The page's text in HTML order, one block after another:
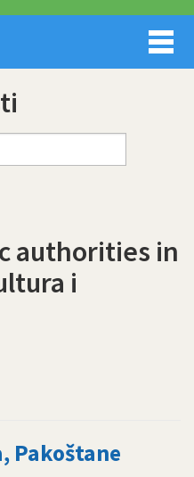
Imamo
authorities in
i
Pakoštane